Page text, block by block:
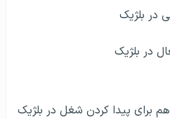
هم برای پیدا کردن شغل در بلژیک